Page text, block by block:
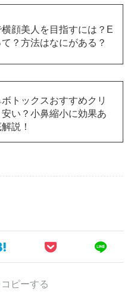
顔美人を目指すには？E
？方法はなにがある？
トックスおすすめクリ
い？小鼻縮小に効果あ
説！
ピーする